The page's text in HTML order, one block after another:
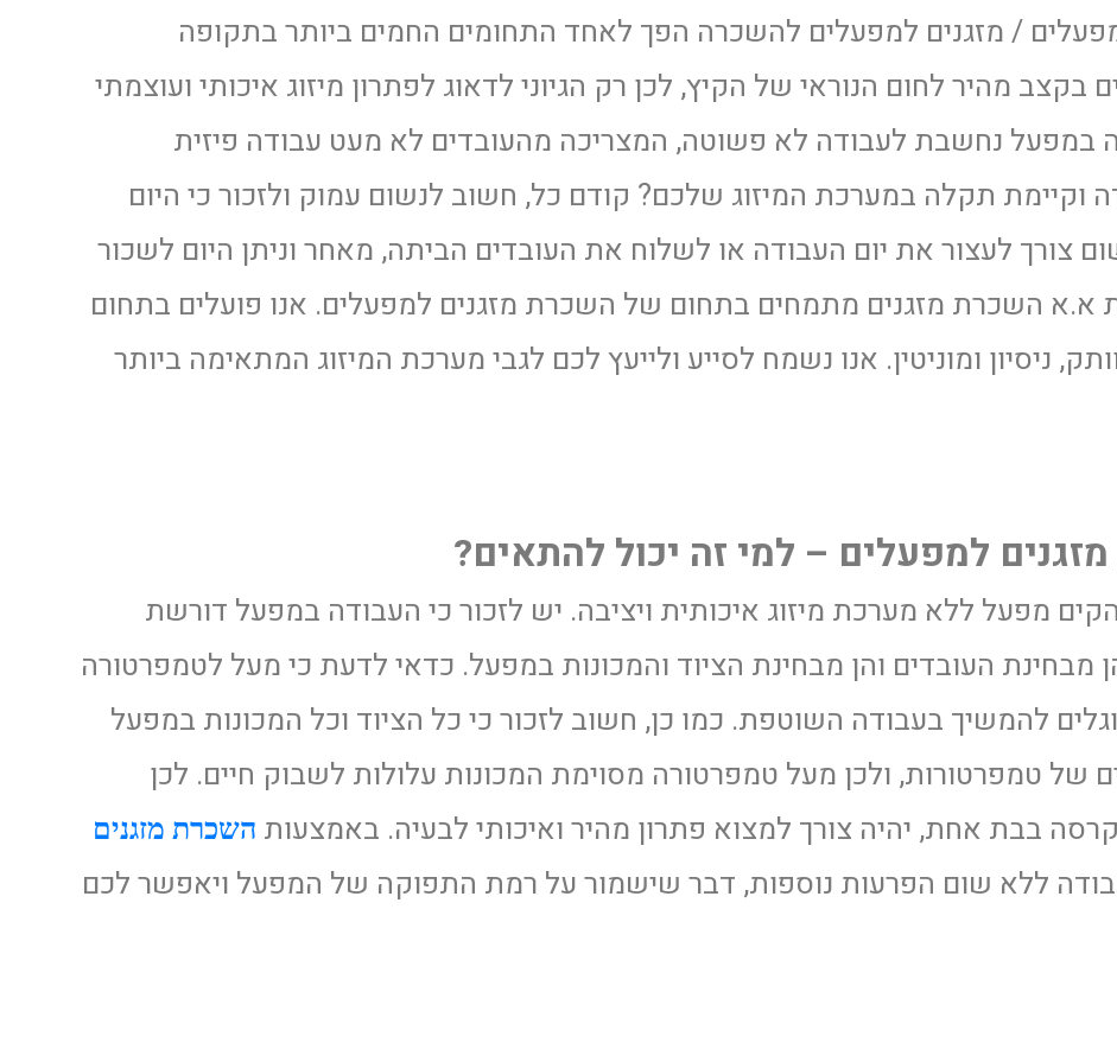
/ מזגנים למפעלים להשכרה הפך לאחד התחומים החמים ביותר בתקופה
בקצב מהיר לחום הנוראי של הקיץ, לכן רק הגיוני לדאוג לפתרון מיזוג איכותי ועוצמתי
במפעל נחשבת לעבודה לא פשוטה, המצריכה מהעובדים לא מעט עבודה פיזית
וקיימת תקלה במערכת המיזוג שלכם? קודם כל, חשוב לנשום עמוק ולזכור כי היום
צורך לעצור את יום העבודה או לשלוח את העובדים הביתה, מאחר וניתן היום לשכור
א.א השכרת מזגנים מתמחים בתחום של השכרת מזגנים למפעלים. אנו פועלים בתחום
מעט וותק, ניסיון ומוניטין. אנו נשמח לסייע ולייעץ לכם לגבי מערכת המיזוג המתאימה ביותר
למפעלים – למי זה יכול להתאים?
מפעל ללא מערכת מיזוג איכותית ויציבה. יש לזכור כי העבודה במפעל דורשת
מבחינת העובדים והן מבחינת הציוד והמכונות במפעל. כדאי לדעת כי מעל לטמפרטורה
להמשיך בעבודה השוטפת. כמו כן, חשוב לזכור כי כל הציוד וכל המכונות במפעל
של טמפרטורות, ולכן מעל טמפרטורה מסוימת המכונות עלולות לשבוק חיים. לכן
בבת אחת, יהיה צורך למצוא פתרון מהיר ואיכותי לבעיה. באמצעות השכרת מזגנים
ללא שום הפרעות נוספות, דבר שישמור על רמת התפוקה של המפעל ויאפשר לכם